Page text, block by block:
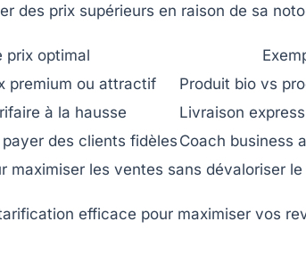
des prix supérieurs en raison de sa
prix optimal
premium ou attractif
Produit bio vs
à la hausse
Livraison
des clients fidèlesCoach business
les ventes sans dévaloriser le